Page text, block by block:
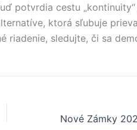
potvrdia cestu
ktorá sľubuje
riadenie, sledujte, či sa